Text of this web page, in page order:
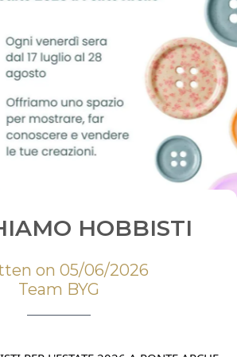
HOBBISTI
on 05/06/2026
Team BYG